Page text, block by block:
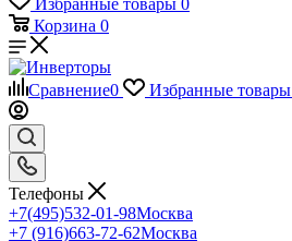
Избранные товары 0
Корзина 0
Сравнение0 Избранные товары
Телефоны
+7(495)532-01-98Москва
+7 (916)663-72-62Москва